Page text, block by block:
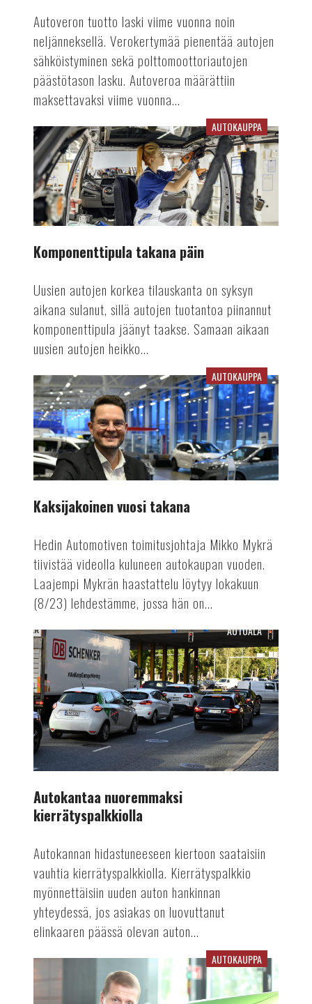
Autoveron tuotto laski viime vuonna noin
neljänneksellä. Verokertymää pienentää autojen
sähköistyminen sekä polttomoottoriautojen
päästötason lasku. Autoveroa määrättiin
maksettavaksi viime vuonna...
Komponenttipula
takana
päin
AUTOKAUPPA
Komponenttipula takana päin
Uusien autojen korkea tilauskanta on syksyn
aikana sulanut, sillä autojen tuotantoa piinannut
komponenttipula jäänyt taakse. Samaan aikaan
uusien autojen heikko...
Kaksijakoinen
vuosi
takana
AUTOKAUPPA
Kaksijakoinen vuosi takana
Hedin Automotiven toimitusjohtaja Mikko Mykrä
tiivistää videolla kuluneen autokaupan vuoden.
Laajempi Mykrän haastattelu löytyy lokakuun
(8/23) lehdestämme, jossa hän on...
Autokantaa
nuoremmaksi
kierrätyspalkkiolla
AUTOALA
Autokantaa nuoremmaksi
kierrätyspalkkiolla
Autokannan hidastuneeseen kiertoon saataisiin
vauhtia kierrätyspalkkiolla. Kierrätyspalkkio
myönnettäisiin uuden auton hankinnan
yhteydessä, jos asiakas on luovuttanut
elinkaaren päässä olevan auton...
Jakkaralla
tänään:
Juha
AUTOKAUPPA